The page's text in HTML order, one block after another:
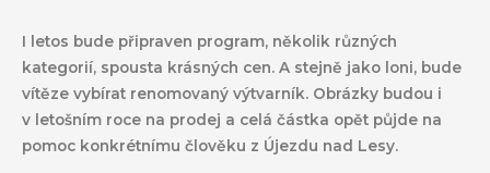
I letos bude připraven program, několik různých
kategorií, spousta krásných cen. A stejně jako loni, bude
vítěze vybírat renomovaný výtvarník. Obrázky budou i
v letošním roce na prodej a celá částka opět půjde na
pomoc konkrétnímu člověku z Újezdu nad Lesy.